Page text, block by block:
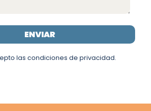
las condiciones de privacidad.